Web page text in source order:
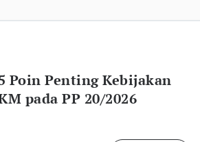
Poin Penting Kebijakan
pada PP 20/2026